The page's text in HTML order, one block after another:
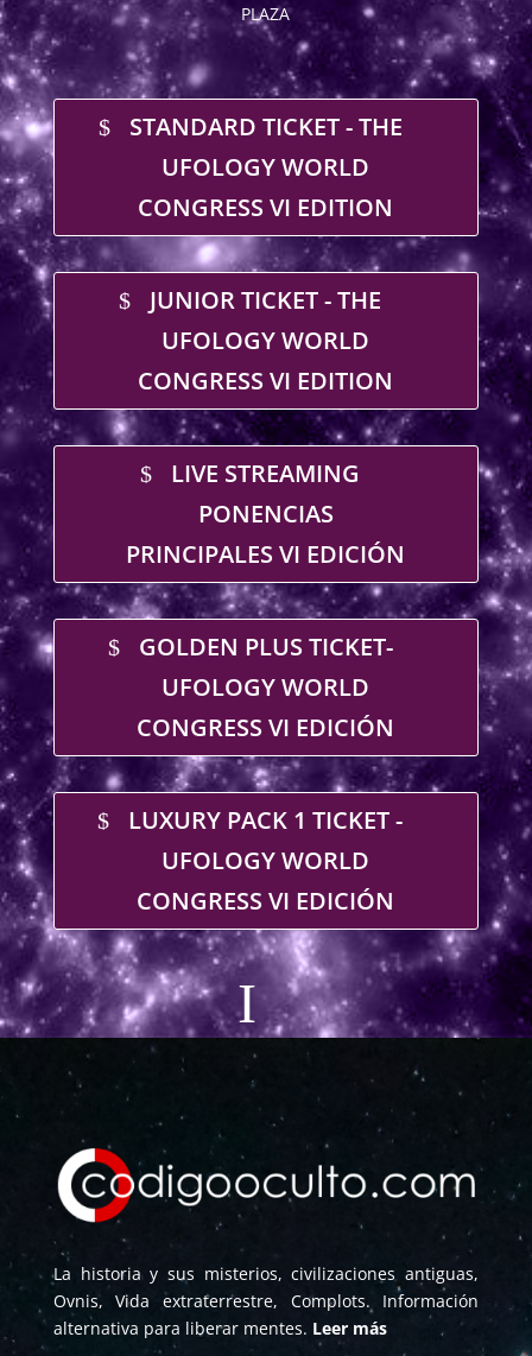
PLAZA
STANDARD TICKET - THE
UFOLOGY WORLD
CONGRESS VI EDITION
JUNIOR TICKET - THE
UFOLOGY WORLD
CONGRESS VI EDITION
LIVE STREAMING
PONENCIAS
PRINCIPALES VI EDICIÓN
GOLDEN PLUS TICKET-
UFOLOGY WORLD
CONGRESS VI EDICIÓN
LUXURY PACK 1 TICKET -
UFOLOGY WORLD
CONGRESS VI EDICIÓN
La historia y sus misterios, civilizaciones antiguas,
Ovnis, Vida extraterrestre, Complots. Información
alternativa para liberar mentes. Leer más